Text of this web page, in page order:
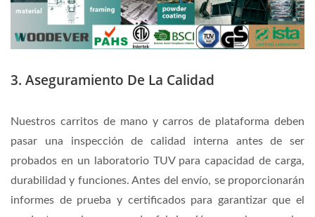
3. Aseguramiento De La Calidad
Nuestros carritos de mano y carros de plataforma deben
pasar una inspección de calidad interna antes de ser
probados en un laboratorio TUV para capacidad de carga,
durabilidad y funciones. Antes del envío, se proporcionarán
informes de prueba y certificados para garantizar que el